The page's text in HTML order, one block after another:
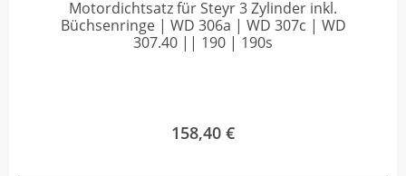
Motordichtsatz für Steyr 3 Zylinder inkl.
Büchsenringe | WD 306a | WD 307c | WD
307.40 || 190 | 190s
158,40 €